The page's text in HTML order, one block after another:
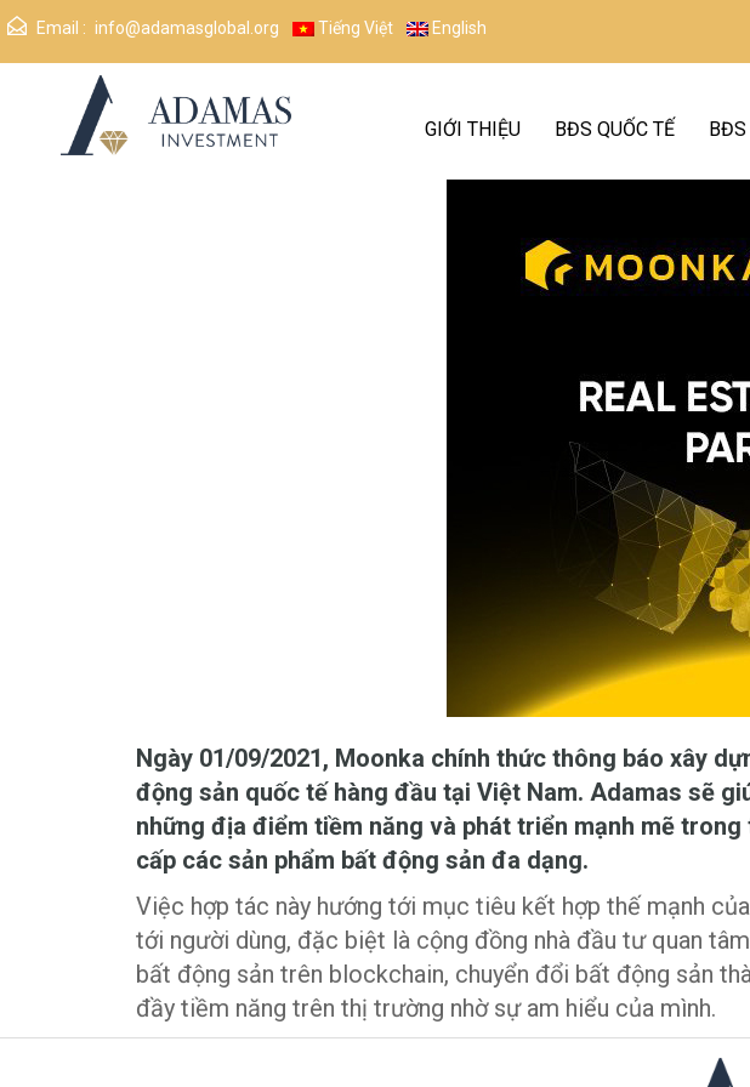
Email : info@adamasglobal.org Tiếng Việt English
GIỚI THIỆU BĐS QUỐC TẾ BĐS
Ngày 01/09/2021, Moonka chính thức thông báo xây
động sản quốc tế hàng đầu tại Việt Nam. Adamas sẽ
những địa điểm tiềm năng và phát triển mạnh mẽ
cấp các sản phẩm bất động sản đa dạng.
Việc hợp tác này hướng tới mục tiêu kết hợp thế mạnh
tới người dùng, đặc biệt là cộng đồng nhà đầu tư quan
bất động sản trên blockchain, chuyển đổi bất động sản
đầy tiềm năng trên thị trường nhờ sự am hiểu của mình.